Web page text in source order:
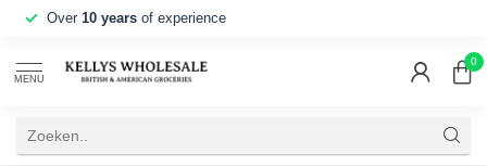
Over 10 years of experience
MENU
0